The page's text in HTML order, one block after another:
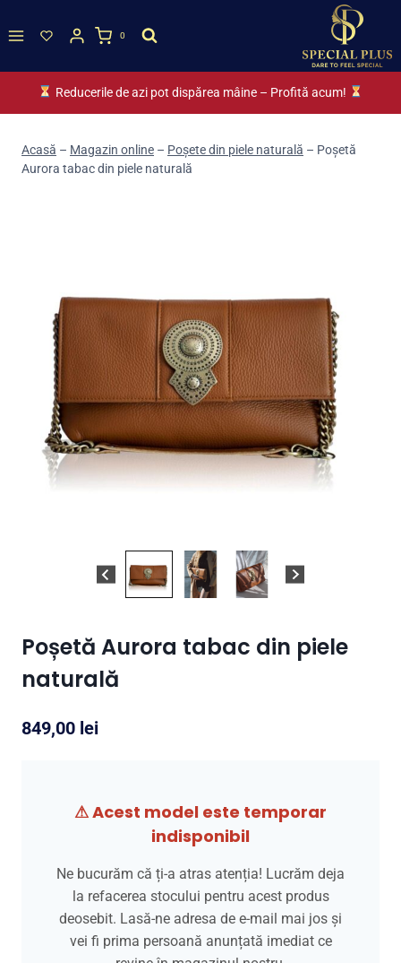
to
0
Reducerile de azi pot dispărea mâine – Profită acum!
Acasă – Magazin online – Poșete din piele naturală – Poșetă
Aurora tabac din piele naturală
Poșetă Aurora tabac din piele
naturală
849,00 lei
⚠ Acest model este temporar
indisponibil
Ne bucurăm că ți-a atras atenția! Lucrăm deja
la refacerea stocului pentru acest produs
deosebit. Lasă-ne adresa de e-mail mai jos și
vei fi prima persoană anunțată imediat ce